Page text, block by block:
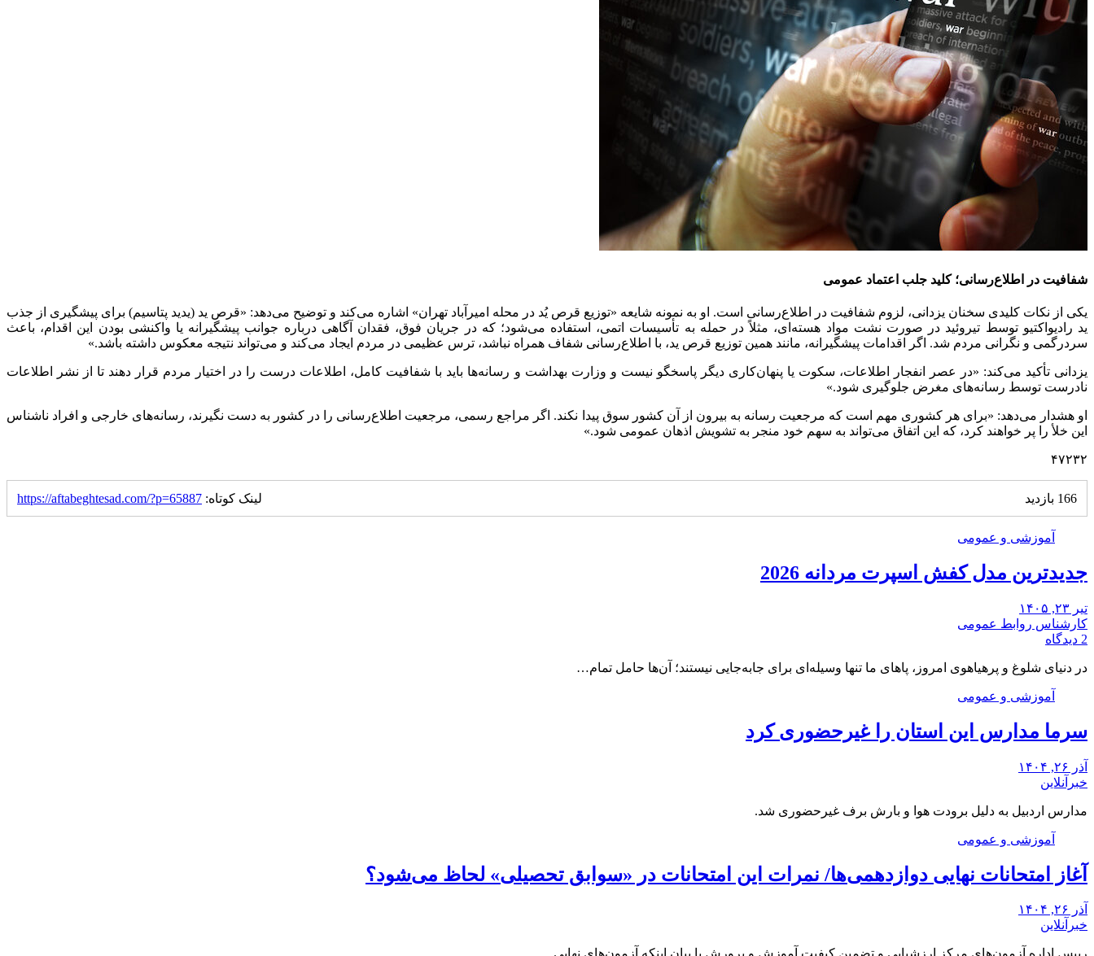
شفافیت در اطلاع‌رسانی؛ کلید جلب اعتماد عمومی
یکی از نکات کلیدی سخنان یزدانی، لزوم شفافیت در اطلاع‌رسانی است. او به نمونه شایعه «توزیع قرص یُد در محله امیرآباد تهران» اشاره می‌کند و توضیح می‌دهد: «قرص ید (یدید پتاسیم) برای پیشگیری از جذب
ید رادیواکتیو توسط تیروئید در صورت نشت مواد هسته‌ای، مثلاً در حمله به تأسیسات اتمی، استفاده می‌شود؛ که در جریان فوق، فقدان آگاهی درباره جوانب پیشگیرانه یا واکنشی بودن این اقدام، باعث
سردرگمی و نگرانی مردم شد. اگر اقدامات پیشگیرانه، مانند همین توزیع قرص ید، با اطلاع‌رسانی شفاف همراه نباشد، ترس عظیمی در مردم ایجاد می‌کند و می‌تواند نتیجه معکوس داشته باشد.»
یزدانی تأکید می‌کند: «در عصر انفجار اطلاعات، سکوت یا پنهان‌کاری دیگر پاسخگو نیست و وزارت بهداشت و رسانه‌ها باید با شفافیت کامل، اطلاعات درست را در اختیار مردم قرار دهند تا از نشر اطلاعات
نادرست توسط رسانه‌های مغرض جلوگیری شود.»
او هشدار می‌دهد: «برای هر کشوری مهم است که مرجعیت رسانه به بیرون از آن کشور سوق پیدا نکند. اگر مراجع رسمی، مرجعیت اطلاع‌رسانی را در کشور به دست نگیرند، رسانه‌های خارجی و افراد ناشناس
این خلأ را پر خواهند کرد، که این اتفاق می‌تواند به سهم خود منجر به تشویش اذهان عمومی شود.»
۴۷۲۳۲
166 بازدید لینک کوتاه: https://aftabeghtesad.com/?p=65887
آموزشی و عمومی
جدیدترین مدل کفش اسپرت مردانه 2026
تیر ۲۳, ۱۴۰۵
کارشناس روابط عمومی
2 دیدگاه
در دنیای شلوغ و پرهیاهوی امروز، پاهای ما تنها وسیله‌ای برای جابه‌جایی نیستند؛ آن‌ها حامل تمام…
آموزشی و عمومی
سرما مدارس این استان را غیرحضوری کرد
آذر ۲۶, ۱۴۰۴
خبرآنلاین
مدارس اردبیل به دلیل برودت هوا و بارش برف غیرحضوری شد.
آموزشی و عمومی
آغاز امتحانات نهایی دوازدهمی‌ها/ نمرات این امتحانات در «سوابق تحصیلی» لحاظ می‌شود؟
آذر ۲۶, ۱۴۰۴
خبرآنلاین